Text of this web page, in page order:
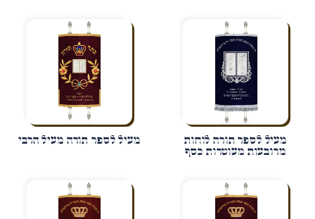
מעיל לספר תורה לוחות
מרובעות מעוטרות כסף
מעיל לספר תורה מעיל הרבי